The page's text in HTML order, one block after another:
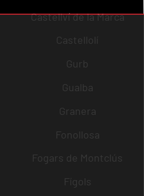
Castellví de la Marca
Castellolí
Gurb
Gualba
Granera
Fonollosa
Fogars de Montclús
Fígols